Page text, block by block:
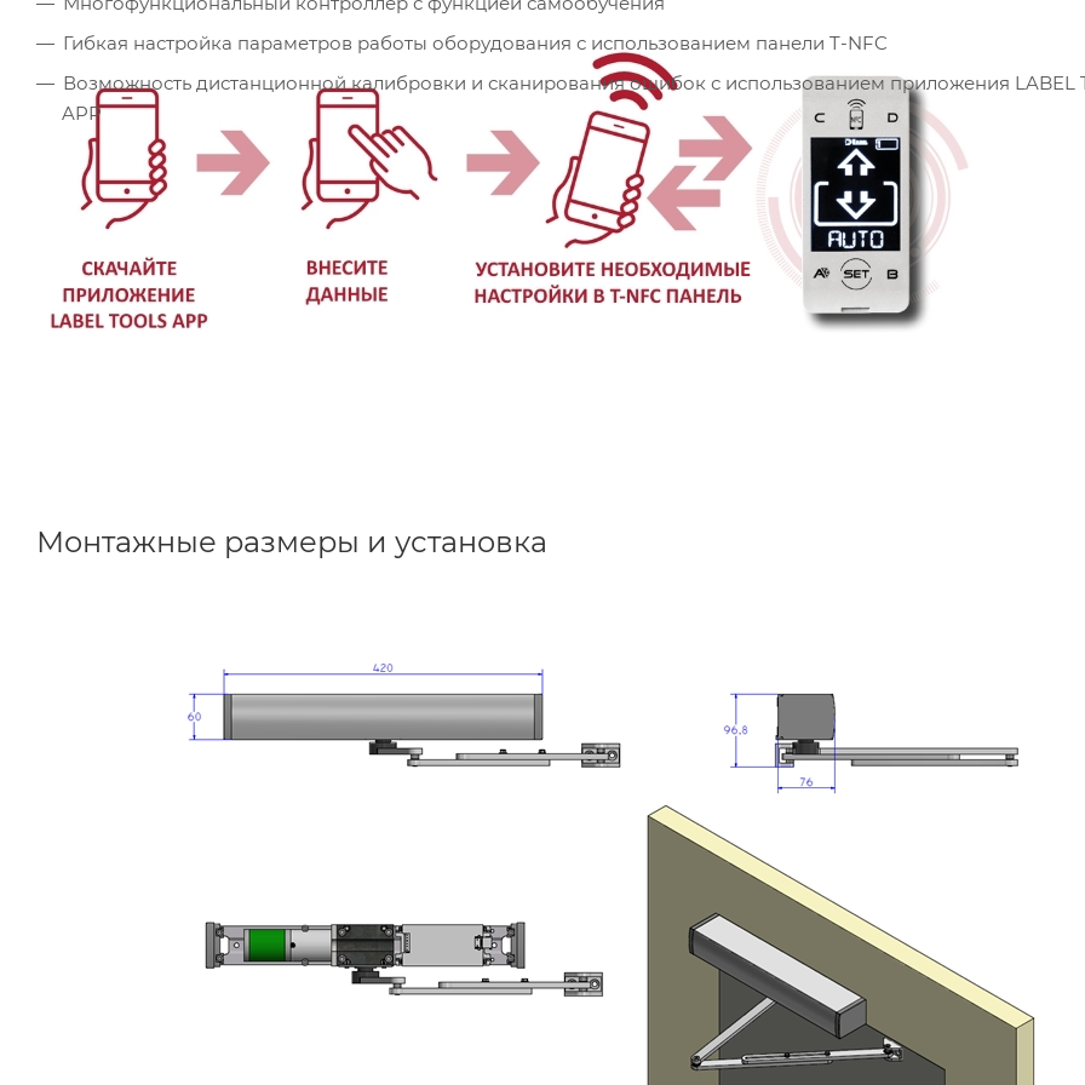
Гибкая настройка параметров работы оборудования с использованием панели T-NFC
Возможность дистанционной калибровки и сканирования ошибок с использованием приложения LABEL
APP
Монтажные размеры и установка